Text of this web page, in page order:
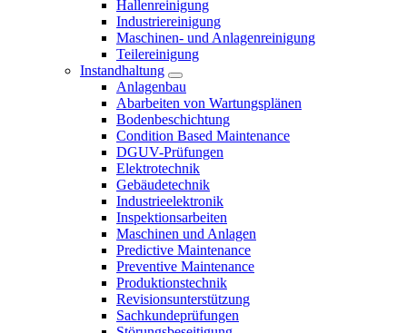
Hallenreinigung
Industriereinigung
Maschinen- und Anlagenreinigung
Teilereinigung
Instandhaltung
Anlagenbau
Abarbeiten von Wartungsplänen
Bodenbeschichtung
Condition Based Maintenance
DGUV-Prüfungen
Elektrotechnik
Gebäudetechnik
Industrieelektronik
Inspektionsarbeiten
Maschinen und Anlagen
Predictive Maintenance
Preventive Maintenance
Produktionstechnik
Revisionsunterstützung
Sachkundeprüfungen